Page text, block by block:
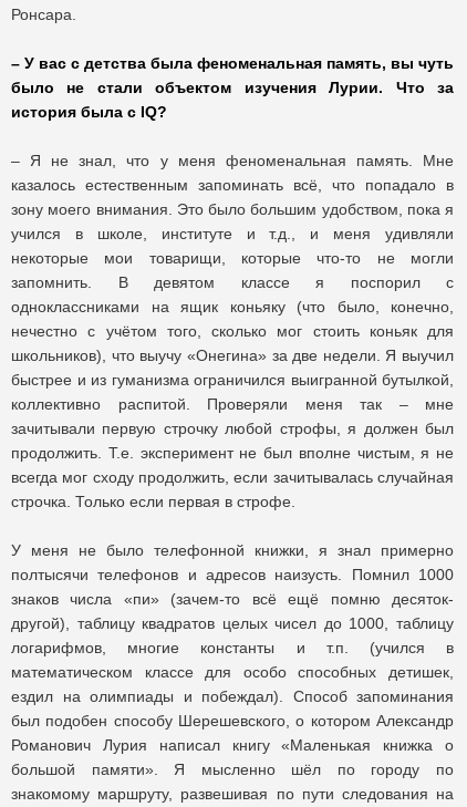
Ронсара.
– У вас с детства была феноменальная память, вы чуть
было не стали объектом изучения Лурии. Что за
история была с IQ?
– Я не знал, что у меня феноменальная память. Мне
казалось естественным запоминать всё, что попадало в
зону моего внимания. Это было большим удобством, пока я
учился в школе, институте и т.д., и меня удивляли
некоторые мои товарищи, которые что-то не могли
запомнить. В девятом классе я поспорил с
одноклассниками на ящик коньяку (что было, конечно,
нечестно с учётом того, сколько мог стоить коньяк для
школьников), что выучу «Онегина» за две недели. Я выучил
быстрее и из гуманизма ограничился выигранной бутылкой,
коллективно распитой. Проверяли меня так – мне
зачитывали первую строчку любой строфы, я должен был
продолжить. Т.е. эксперимент не был вполне чистым, я не
всегда мог сходу продолжить, если зачитывалась случайная
строчка. Только если первая в строфе.
У меня не было телефонной книжки, я знал примерно
полтысячи телефонов и адресов наизусть. Помнил 1000
знаков числа «пи» (зачем-то всё ещё помню десяток-
другой), таблицу квадратов целых чисел до 1000, таблицу
логарифмов, многие константы и т.п. (учился в
математическом классе для особо способных детишек,
ездил на олимпиады и побеждал). Способ запоминания
был подобен способу Шерешевского, о котором Александр
Романович Лурия написал книгу «Маленькая книжка о
большой памяти». Я мысленно шёл по городу по
знакомому маршруту, развешивая по пути следования на